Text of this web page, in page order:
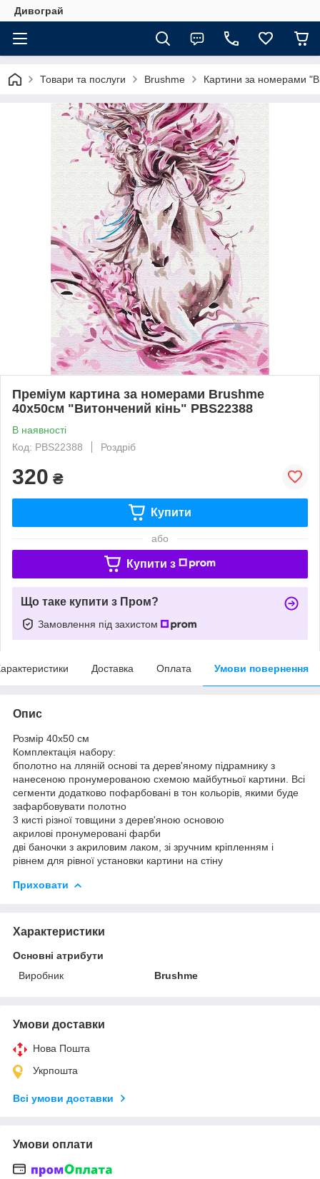
Дивограй
Товари та послуги Brushme Картини за номерами
Преміум картина за номерами Brushme
40x50см "Витончений кінь" PBS22388
В наявності
Код: PBS22388
Роздріб
320 ₴
Купити
або
Купити з
Що таке купити з Пром?
Замовлення під захистом
Доставка Оплата Умови повернення
Опис
Розмір 40x50 см
Комплектація набору:
бполотно на лляній основі та дерев'яному підрамнику з
нанесеною пронумерованою схемою майбутньої картини. Всі
сегменти додатково пофарбовані в тон кольорів, якими буде
зафарбовувати полотно
3 кисті різної товщини з дерев'яною основою
акрилові пронумеровані фарби
дві баночки з акриловим лаком, зі зручним кріпленням і
рівнем для рівної установки картини на стіну
Приховати
Характеристики
Основні атрибути
Виробник
Brushme
Умови доставки
Нова Пошта
Укрпошта
Всі умови доставки
Умови оплати